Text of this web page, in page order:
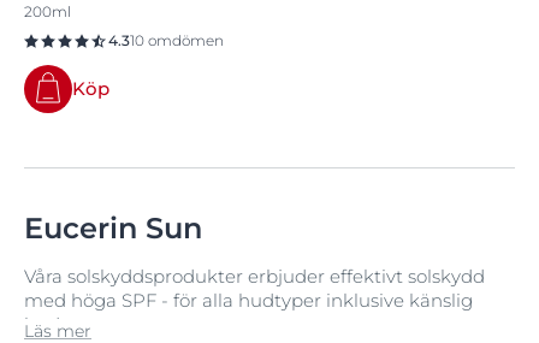
200ml
4.310 omdömen
Köp
Eucerin Sun
Våra solskyddsprodukter erbjuder effektivt solskydd
med höga SPF - för alla hudtyper inklusive känslig
hud.
Läs mer